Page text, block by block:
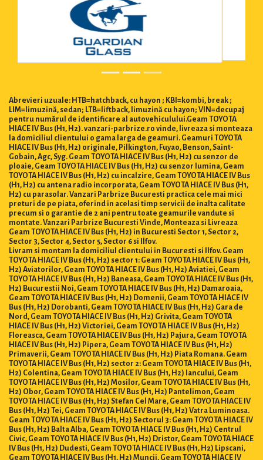
Abrevieri uzuale: HTB=hatchback, cu hayon ; KBI=kombi, break ;
LIM=limuzină, sedan; LTB=liftback, limuzină cu hayon; VIN=decupaj
pentru numărul de identificare al autovehiculului.Geam TOYOTA
HIACE IV Bus (H1, H2). vanzari-parbrize.ro vinde, livreaza si monteaza
la domiciliul clientului o gama larga de geamuri. Geamuri TOYOTA
HIACE IV Bus (H1, H2) originale, Pilkington, Fuyao, Benson, Saint-
Gobain, Agc, Syg. Geam TOYOTA HIACE IV Bus (H1, H2) cu senzor de
ploaie, Geam TOYOTA HIACE IV Bus (H1, H2) cu senzor lumina, Geam
TOYOTA HIACE IV Bus (H1, H2) cu incalzire, Geam TOYOTA HIACE IV Bus
(H1, H2) cu antena radio incorporata, Geam TOYOTA HIACE IV Bus (H1,
H2) cu parasolar. Vanzari Parbrize Bucuresti practica cele mai mici
preturi de pe piata, oferind in acelasi timp servicii de inalta calitate
precum si o garantie de 2 ani pentru toate geamurile vandute si
montate. Vanzari Parbrize Bucuresti Vinde, Monteaza si Livreaza
Geam TOYOTA HIACE IV Bus (H1, H2) in Bucuresti Sector 1, Sector 2,
Sector 3, Sector 4, Sector 5, Sector 6 si Ilfov.
Livram si montam la domiciliul clientului in Bucuresti si Ilfov. Geam
TOYOTA HIACE IV Bus (H1, H2) sector 1: Geam TOYOTA HIACE IV Bus (H1,
H2) Aviatorilor, Geam TOYOTA HIACE IV Bus (H1, H2) Aviatiei, Geam
TOYOTA HIACE IV Bus (H1, H2) Baneasa, Geam TOYOTA HIACE IV Bus (H1,
H2) Bucurestii Noi, Geam TOYOTA HIACE IV Bus (H1, H2) Damaroaia,
Geam TOYOTA HIACE IV Bus (H1, H2) Domenii, Geam TOYOTA HIACE IV
Bus (H1, H2) Dorobanti, Geam TOYOTA HIACE IV Bus (H1, H2) Gara de
Nord, Geam TOYOTA HIACE IV Bus (H1, H2) Grivita, Geam TOYOTA
HIACE IV Bus (H1, H2) Victoriei, Geam TOYOTA HIACE IV Bus (H1, H2)
Floreasca, Geam TOYOTA HIACE IV Bus (H1, H2) Pajura, Geam TOYOTA
HIACE IV Bus (H1, H2) Pipera, Geam TOYOTA HIACE IV Bus (H1, H2)
Primaverii, Geam TOYOTA HIACE IV Bus (H1, H2) Piata Romana. Geam
TOYOTA HIACE IV Bus (H1, H2) sector 2: Geam TOYOTA HIACE IV Bus (H1,
H2) Colentina, Geam TOYOTA HIACE IV Bus (H1, H2) Iancului, Geam
TOYOTA HIACE IV Bus (H1, H2) Mosilor, Geam TOYOTA HIACE IV Bus (H1,
H2) Obor, Geam TOYOTA HIACE IV Bus (H1, H2) Pantelimon, Geam
TOYOTA HIACE IV Bus (H1, H2) Stefan Cel Mare, Geam TOYOTA HIACE IV
Bus (H1, H2) Tei, Geam TOYOTA HIACE IV Bus (H1, H2) Vatra Luminoasa.
Geam TOYOTA HIACE IV Bus (H1, H2) Sectorul 3: Geam TOYOTA HIACE IV
Bus (H1, H2) Balta Alba, Geam TOYOTA HIACE IV Bus (H1, H2) Centrul
Civic, Geam TOYOTA HIACE IV Bus (H1, H2) Dristor, Geam TOYOTA HIACE
IV Bus (H1, H2) Dudesti, Geam TOYOTA HIACE IV Bus (H1, H2) Lipscani,
Geam TOYOTA HIACE IV Bus (H1, H2) Muncii, Geam TOYOTA HIACE IV